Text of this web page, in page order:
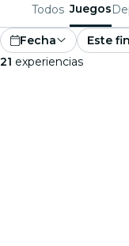
Todos Juegos
Fecha Este
21 experiencias